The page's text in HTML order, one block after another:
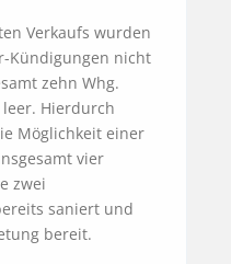
Verkaufs wurden
Kündigungen nicht
zehn Whg.
Hierdurch
Möglichkeit einer
vier
zwei
saniert und
bereit.